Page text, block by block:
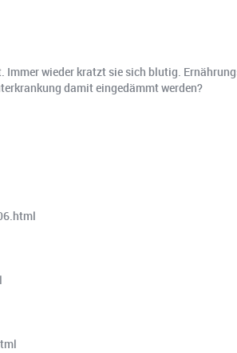
wieder kratzt sie sich blutig.
damit eingedämmt werden?